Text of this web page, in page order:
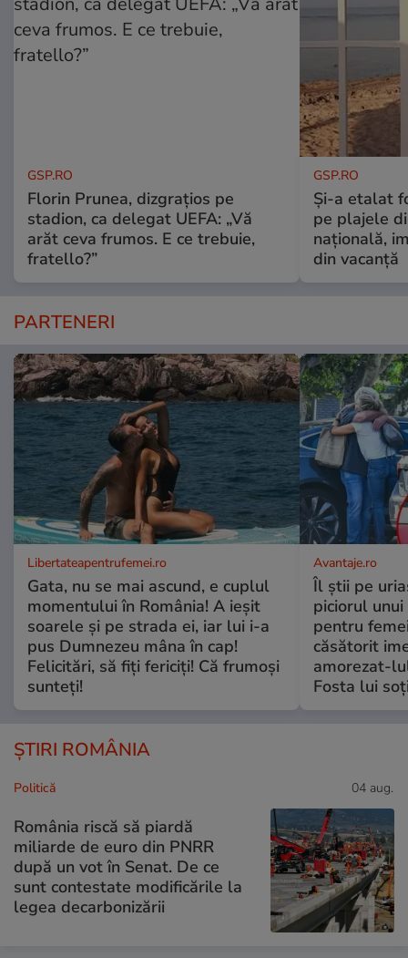
GSP.RO
Florin Prunea, dizgrațios pe
stadion, ca delegat UEFA: „Vă
arăt ceva frumos. E ce trebuie,
fratello?”
GSP.RO
Și-a etalat
pe plajele
națională,
din vacanță
PARTENERI
Libertateapentrufemei.ro
Gata, nu se mai ascund, e cuplul
momentului în România! A ieșit
soarele și pe strada ei, iar lui i-a
pus Dumnezeu mâna în cap!
Felicitări, să fiți fericiți! Că frumoși
sunteți!
Avantaje.ro
Îl știi pe
piciorul
pentru
căsătorit
amorezat-
Fosta lui
ȘTIRI ROMÂNIA
Politică 04 aug.
România riscă să piardă
miliarde de euro din PNRR
după un vot în Senat. De ce
sunt contestate modificările la
legea decarbonizării